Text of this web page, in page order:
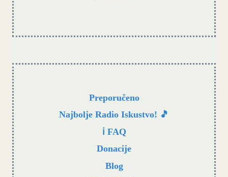
Preporučeno
Najbolje Radio Iskustvo! 🎵
ℹ️ FAQ
Donacije
Blog